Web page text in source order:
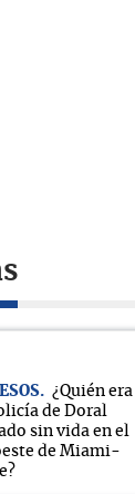
¿Quién era
de Doral
sin vida en el
de Miami-